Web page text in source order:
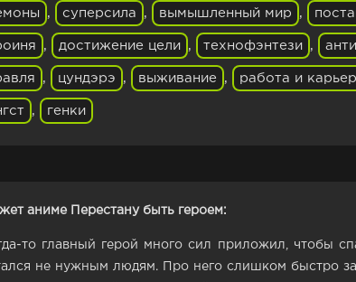
, суперсила , вымышленный мир ,
, достижение цели , технофэнтези ,
, цундэрэ , выживание , работа и
, генки
аниме Перестану быть героем:
то главный герой много сил приложил, чтобы
не нужным людям. Про него слишком быстро